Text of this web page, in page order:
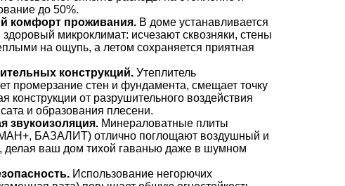
до 50%.
комфорт проживания. В доме устанавливается
микроклимат: исчезают сквозняки, стены
на ощупь, а летом сохраняется приятная
конструкций. Утеплитель
промерзание стен и фундамента, смещает точку
конструкции от разрушительного воздействия
и образования плесени.
звукоизоляция. Минераловатные плиты
БАЗАЛИТ) отлично поглощают воздушный и
ваш дом тихой гаванью даже в шумном
Использование негорючих